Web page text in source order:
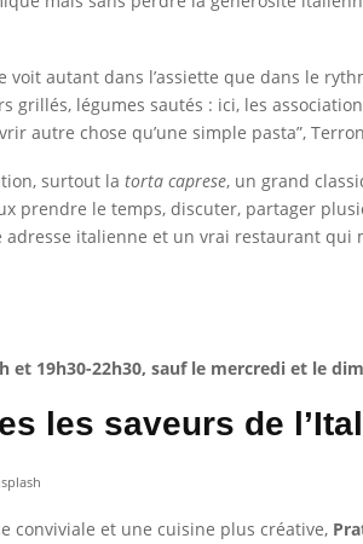
voit autant dans l’assiette que dans le
grillés, légumes sautés : ici, les
autre chose qu’une simple pasta”,
surtout la torta caprese, un grand
prendre le temps, discuter, partager
italienne et un vrai restaurant qui
et 19h30-22h30, sauf le mercredi et le
les saveurs de
conviviale et une cuisine plus créative,